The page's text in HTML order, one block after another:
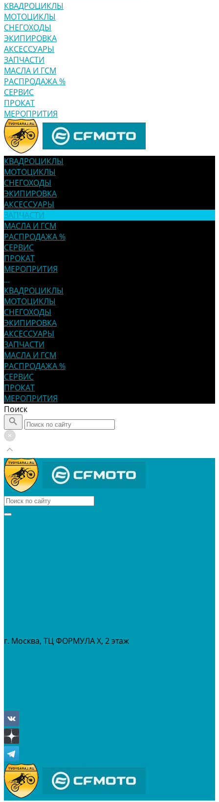
КВАДРОЦИКЛЫ
МОТОЦИКЛЫ
СНЕГОХОДЫ
ЭКИПИРОВКА
АКСЕССУАРЫ
ЗАПЧАСТИ
МАСЛА И ГСМ
РАСПРОДАЖА %
СЕРВИС
ПРОКАТ
МЕРОПРИТИЯ
КВАДРОЦИКЛЫ
МОТОЦИКЛЫ
СНЕГОХОДЫ
ЭКИПИРОВКА
АКСЕССУАРЫ
ЗАПЧАСТИ
МАСЛА И ГСМ
РАСПРОДАЖА %
СЕРВИС
ПРОКАТ
МЕРОПРИТИЯ
...
КВАДРОЦИКЛЫ
МОТОЦИКЛЫ
СНЕГОХОДЫ
ЭКИПИРОВКА
АКСЕССУАРЫ
ЗАПЧАСТИ
МАСЛА И ГСМ
РАСПРОДАЖА %
СЕРВИС
ПРОКАТ
МЕРОПРИТИЯ
Поиск
г. Москва, ТЦ ФОРМУЛА Х, 2 этаж